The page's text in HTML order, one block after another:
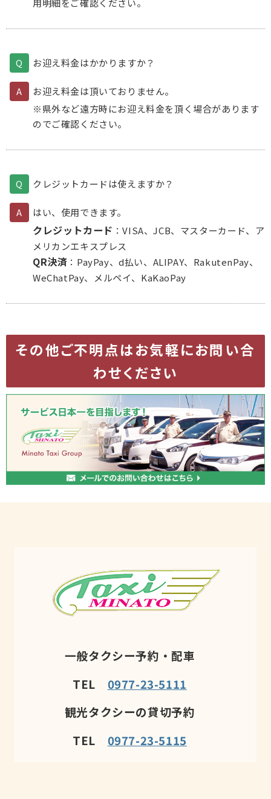
お迎え料金はかかりますか？
お迎え料金は頂いておりません。
※県外など遠方時にお迎え料金を頂く場合があります
のでご確認ください。
クレジットカードは使えますか？
はい、使用できます。
クレジットカード ：VISA、JCB、マスターカード、ア
メリカンエキスプレス
QR決済 ：PayPay、d払い、ALIPAY、RakutenPay、
WeChatPay、メルペイ、KaKaoPay
その他ご不明点はお気軽にお問い合
わせください
一般タクシー予約・配車
TEL 0977-23-5111
観光タクシーの貸切予約
TEL 0977-23-5115